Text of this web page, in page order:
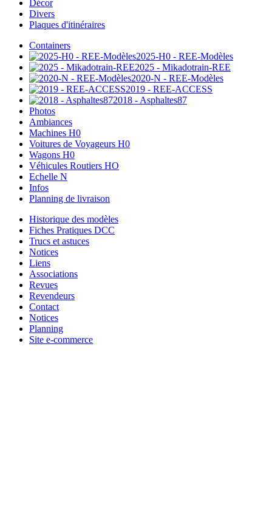
Décor
Divers
Plaques d'itinéraires
Containers
2025-H0 - REE-Modèles
2025 - Mikadotrain-REE
2020-N - REE-Modèles
2019 - REE-ACCESS
2018 - Asphaltes87
Photos
Ambiances
Machines H0
Voitures de Voyageurs H0
Wagons H0
Véhicules Routiers HO
Echelle N
Infos
Planning de livraison
Historique des modèles
Fiches Pratiques DCC
Trucs et astuces
Notices
Liens
Associations
Revues
Revendeurs
Contact
Notices
Planning
Site e-commerce